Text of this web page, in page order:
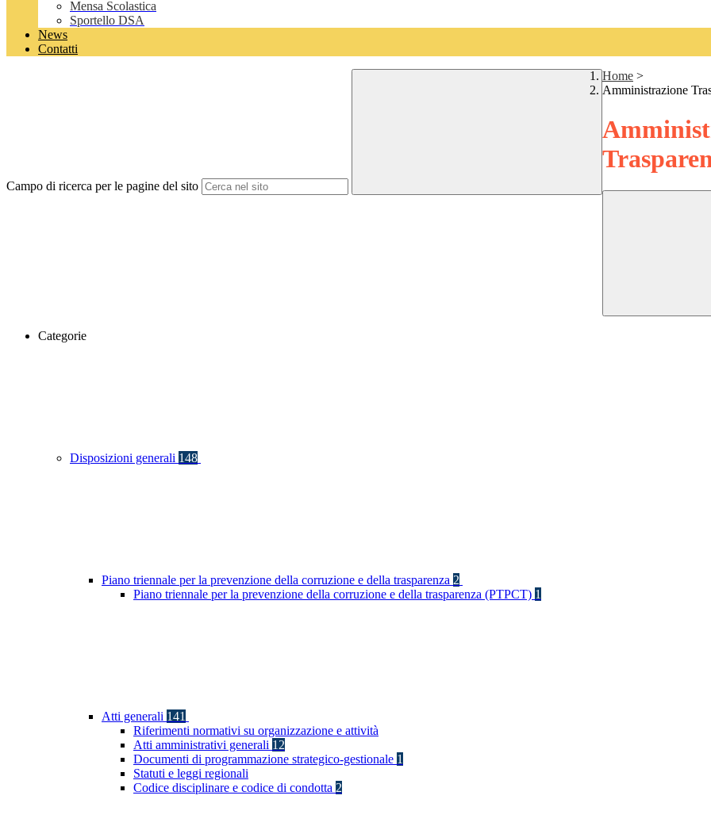
Mensa Scolastica
Sportello DSA
News
Contatti
Campo di ricerca per le pagine del sito
Home >
Amministrazione
Categorie
Disposizioni generali 148
Piano triennale per la prevenzione della corruzione e della trasparenza 2
Piano triennale per la prevenzione della corruzione e della trasparenza (PTPCT) 1
Atti generali 141
Riferimenti normativi su organizzazione e attività
Atti amministrativi generali 12
Documenti di programmazione strategico-gestionale 1
Statuti e leggi regionali
Codice disciplinare e codice di condotta 2